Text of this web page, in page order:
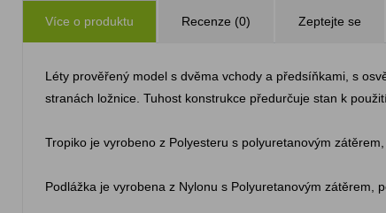
Více o produktu Recenze (0) Zeptejte se
Léty prověřený model s dvěma vchody a předsíňkami, s
stranách ložnice. Tuhost konstrukce předurčuje stan k
Tropiko je vyrobeno z Polyesteru s polyuretanovým
Podlážka je vyrobena z Nylonu s Polyuretanovým zátěrem,